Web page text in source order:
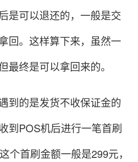
是可以退还的，一般是交
回。这样算下来，虽然一
最终是可以拿回来的。
的是发货不收保证金的
到POS机后进行一笔首刷
个首刷金额一般是299元，